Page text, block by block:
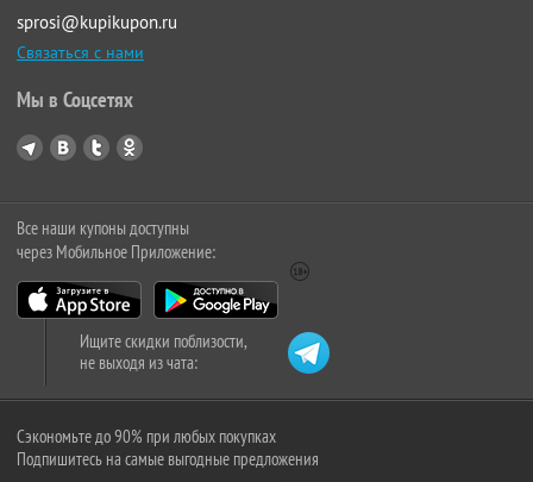
sprosi@kupikupon.ru
Связаться с нами
Мы в Соцсетях
Все наши купоны доступны
через Мобильное Приложение:
Ищите скидки поблизости,
не выходя из чата:
Сэкономьте до 90% при любых покупках
Подпишитесь на самые выгодные предложения